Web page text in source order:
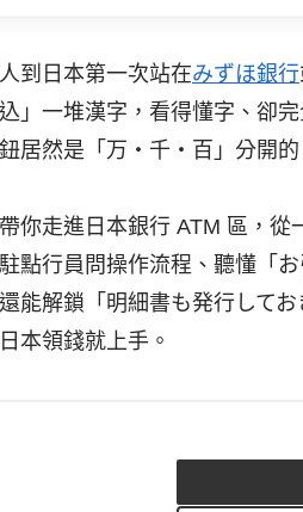
到日本第一次站在みずほ銀行
込」一堆漢字，看得懂字、卻
居然是「万・千・百」分開
你走進日本銀行 ATM 區，
點行員問操作流程、聽懂「
能解鎖「明細書も発行して
本領錢就上手。